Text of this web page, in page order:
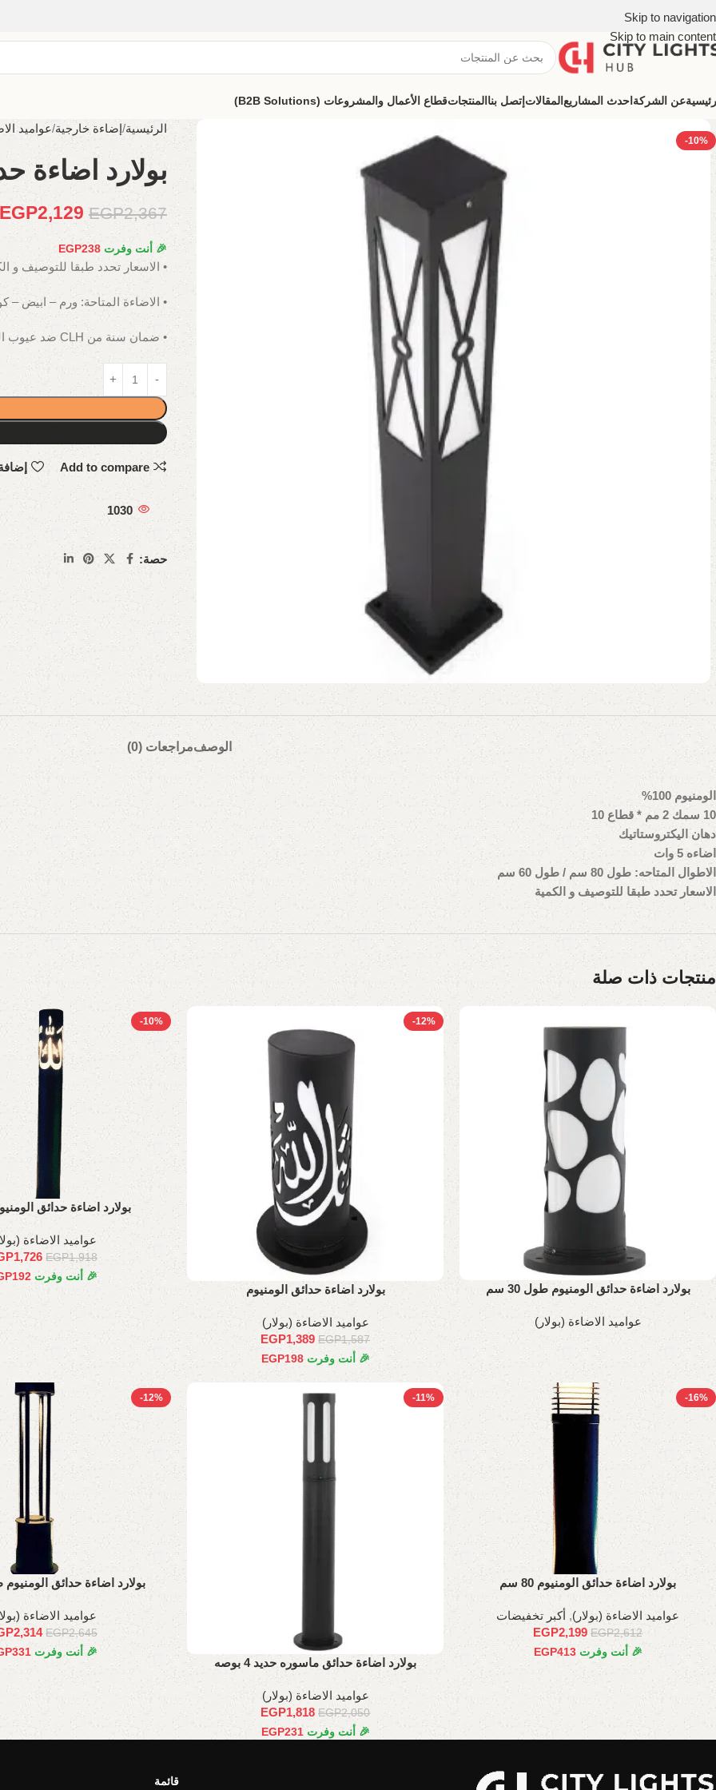
Skip to navigation
Skip to main content
عن الشركة احدث المشاريع المقالات إتصل بنا المنتجاتقطاع الأعمال والمشروعات (B2B Solutions)
-10%
الرئيسية إضاءة خارجية عواميد
بولارد اضاءة
EGP2,367
EGP2,129
🎉 أنت وفرت EGP238
• الاسعار تحدد طبقا للتوصيف و
• الاضاءة المتاحة: ورم – ابيض –
• ضمان سنة من CLH ضد عيوب الصناعة.
Add to compare
1030
حصة:
الوصفمراجعات (0)
الومنيوم 100%
10 سمك 2 مم * قطاع 10
دهان اليكتروستاتيك
اضاءه 5 وات
الاطوال المتاحه: طول 80 سم / طول 60 سم
الاسعار تحدد طبقا للتوصيف و الكمية
منتجات ذات صلة
بولارد اضاءة حدائق الومنيوم طول 30 سم
عواميد الاضاءة (بولار)
-12%
بولارد اضاءة حدائق الومنيوم
عواميد الاضاءة (بولار)
EGP1,587
EGP1,389
🎉 أنت وفرت EGP198
-10%
بولارد اضاءة حدائق الومنيوم
عواميد الاضاءة
EGP1,918
1,726
🎉 أنت وفرت192
-16%
بولارد اضاءة حدائق الومنيوم 80 سم
عواميد الاضاءة (بولار), أكبر تخفيضات
EGP2,612
EGP2,199
🎉 أنت وفرت EGP413
-11%
بولارد اضاءة حدائق ماسوره حديد 4 بوصه
عواميد الاضاءة (بولار)
EGP2,050
EGP1,818
🎉 أنت وفرت EGP231
-12%
بولارد اضاءة حدائق الومنيوم
عواميد الاضاءة
EGP2,645
2,314
🎉 أنت وفرت331
قائمة